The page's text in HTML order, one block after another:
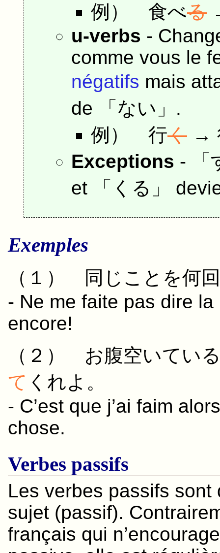
例） 食べる
u-verbs -
comme vous le
négatifs mais
de 「ない」.
例） 行く →
Exceptions - 「
et 「 くる 」
Exemples
（１） 同じ こと を何回
- Ne me faite pas dire
encore!
（２） お腹空いてい
て くれよ。
- C’est que j’ai faim
chose.
Verbes passifs
Les verbes passifs
sujet (passif).
français qui